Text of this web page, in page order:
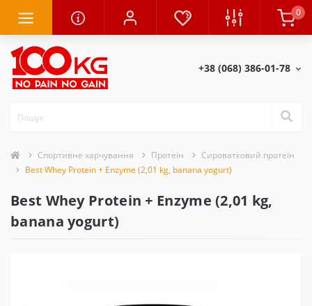
0
+38 (068) 386-01-78
Спортивне харчування Протеїн
Сироватковий протеїн
Best Whey Protein + Enzyme (2,01 kg, banana yogurt)
Best Whey Protein + Enzyme (2,01 kg,
banana yogurt)